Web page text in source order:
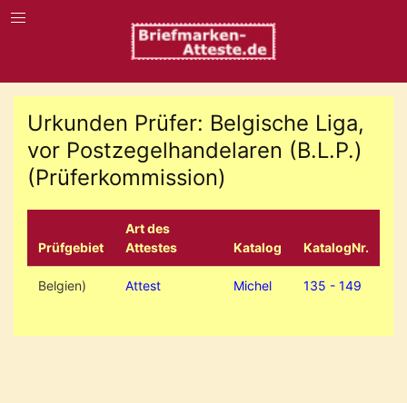
Urkunden Prüfer: Belgische Liga,
vor Postzegelhandelaren (B.L.P.)
(Prüferkommission)
Prüfgebiet
Art des
Attestes
Katalog KatalogNr.
Belgien) Attest Michel 135 - 149